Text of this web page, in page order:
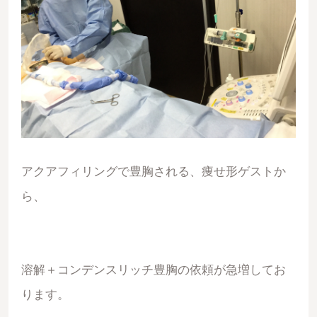
アクアフィリングで豊胸される、痩せ形ゲストか
ら、
溶解＋コンデンスリッチ豊胸の依頼が急増してお
ります。